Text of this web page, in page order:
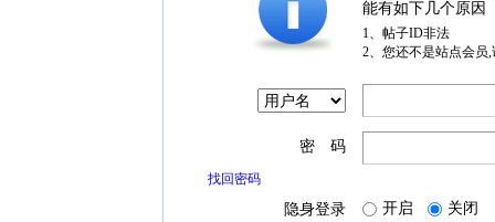
能有如下几个原因
1、帖子ID非法
2、您还不是站点会员
密 码
找回密码
隐身登录 开启 关闭